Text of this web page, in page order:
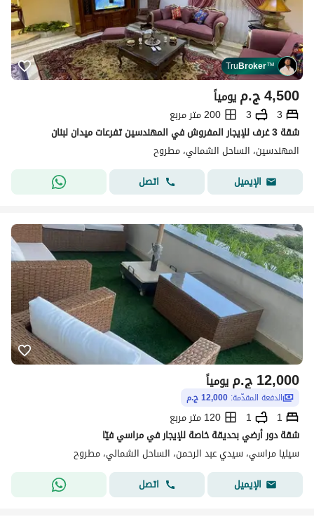
TruBroker™
ج.م4,500 يومياً
3
3
200 متر مربع
شقة 3 غرف للإيجار المفروش في المهندسين تفرعات ميدان لبنان
المهندسين، الساحل الشمالي، مطروح
الإيميل
اتصل
ج.م12,000 يومياً
الدفعة المقدّمة: 12,000 ج.م
1
1
120 متر مربع
شقة دور أرضي بحديقة خاصة للإيجار في مراسي فيّا
سيليا مراسي، سيدي عبد الرحمن، الساحل الشمالي، مطروح
الإيميل
اتصل